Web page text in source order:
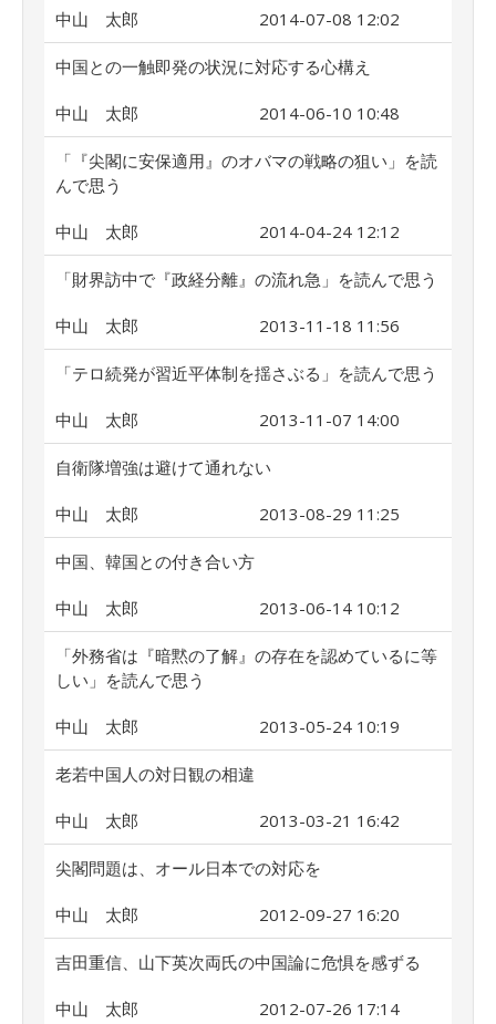
中山 太郎 2014-07-08 12:02
中国との一触即発の状況に対応する心構え
中山 太郎 2014-06-10 10:48
「『尖閣に安保適用』のオバマの戦略の狙い」を読
んで思う
中山 太郎 2014-04-24 12:12
「財界訪中で『政経分離』の流れ急」を読んで思う
中山 太郎 2013-11-18 11:56
「テロ続発が習近平体制を揺さぶる」を読んで思う
中山 太郎 2013-11-07 14:00
自衛隊増強は避けて通れない
中山 太郎 2013-08-29 11:25
中国、韓国との付き合い方
中山 太郎 2013-06-14 10:12
「外務省は『暗黙の了解』の存在を認めているに等
しい」を読んで思う
中山 太郎 2013-05-24 10:19
老若中国人の対日観の相違
中山 太郎 2013-03-21 16:42
尖閣問題は、オール日本での対応を
中山 太郎 2012-09-27 16:20
吉田重信、山下英次両氏の中国論に危惧を感ずる
中山 太郎 2012-07-26 17:14